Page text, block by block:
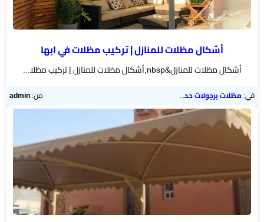
أشكال مظلات للمنازل | تركيب مظلات في ابها
أشكال مظلات للمنازل&nbsp;أشكال مظلات للمنازل | تركيب مظلا...
في:مظلات برجولات حدائق من:admin